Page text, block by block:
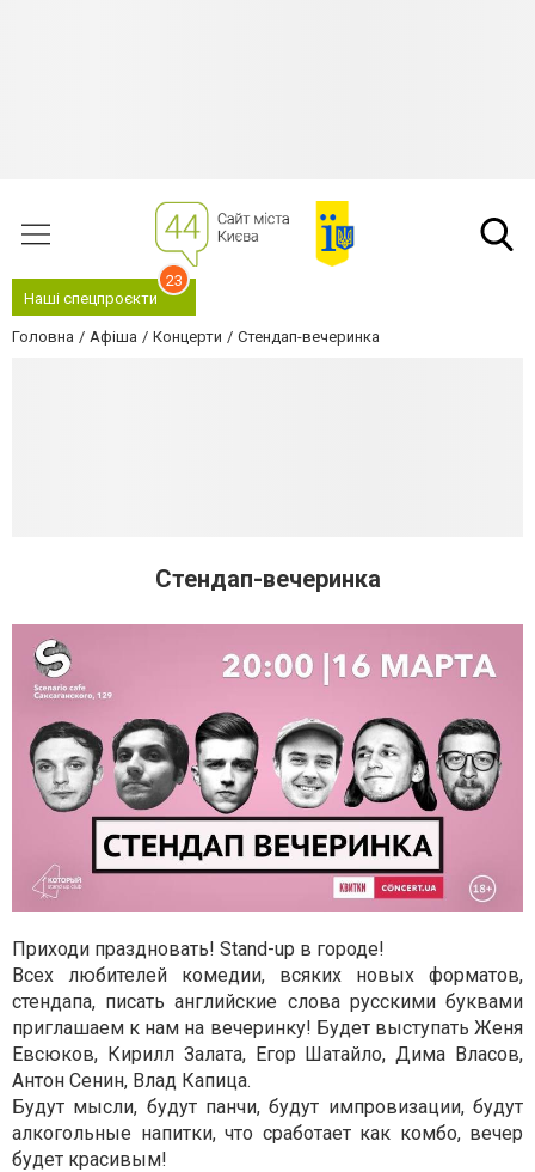
Наші спецпроєкти
23
Головна Афіша Концерти Стендап-вечеринка
Стендап-вечеринка
Приходи праздновать! Stand-up в городе!
Всех любителей комедии, всяких новых форматов,
стендапа, писать английские слова русскими буквами
приглашаем к нам на вечеринку! Будет выступать Женя
Евсюков, Кирилл Залата, Егор Шатайло, Дима Власов,
Антон Сенин, Влад Капица.
Будут мысли, будут панчи, будут импровизации, будут
алкогольные напитки, что сработает как комбо, вечер
будет красивым!